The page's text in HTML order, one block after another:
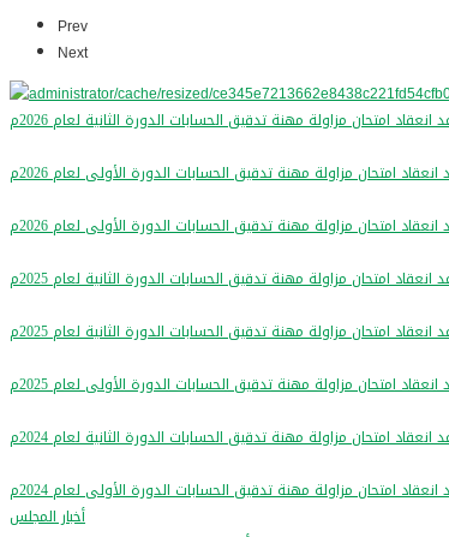
Prev
Next
امتحان مزاولة مهنة تدقيق الحسابات الدورة الثانية لعام 2026م
امتحان مزاولة مهنة تدقيق الحسابات الدورة الأولى لعام 2026م
امتحان مزاولة مهنة تدقيق الحسابات الدورة الأولى لعام 2026م
امتحان مزاولة مهنة تدقيق الحسابات الدورة الثانية لعام 2025م
امتحان مزاولة مهنة تدقيق الحسابات الدورة الثانية لعام 2025م
امتحان مزاولة مهنة تدقيق الحسابات الدورة الأولى لعام 2025م
امتحان مزاولة مهنة تدقيق الحسابات الدورة الثانية لعام 2024م
امتحان مزاولة مهنة تدقيق الحسابات الدورة الأولى لعام 2024م
أخبار المجلس